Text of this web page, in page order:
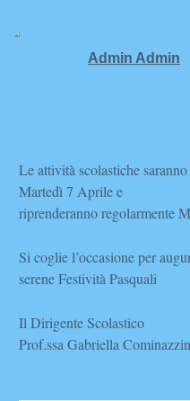
Admin Admin
Le attività scolastiche
Martedì 7 Aprile e
riprenderanno regolarmente
Si coglie l’occasione per
serene Festività Pasquali
Il Dirigente Scolastico
Prof.ssa Gabriella